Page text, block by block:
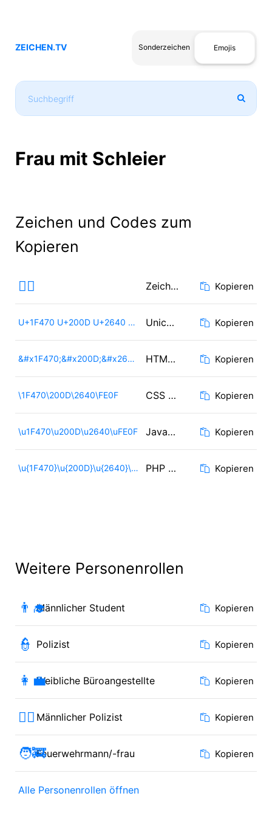
ZEICHEN.TV Sonderzeichen Emojis
Frau mit Schleier
Zeichen und Codes zum
Kopieren
👰‍♀️ Zeichen Kopieren
U+1F470 U+200D U+2640 U+FE0F Unicode Kopieren
&#x1F470;&#x200D;&#x2640;&#xFE0F; HTML Code Kopieren
\1F470\200D\2640\FE0F CSS Code Kopieren
\u1F470\u200D\u2640\uFE0F JavaScript Code Kopieren
\u{1F470}\u{200D}\u{2640}\u{FE0F} PHP / Ruby Code Kopieren
Weitere Personenrollen
👨‍🎓Männlicher Student Kopieren
👮 Polizist Kopieren
👩‍💼Weibliche Büroangestellte Kopieren
👮‍♂️ Männlicher Polizist Kopieren
🧑‍🚒Feuerwehrmann/-frau Kopieren
Alle Personenrollen öffnen